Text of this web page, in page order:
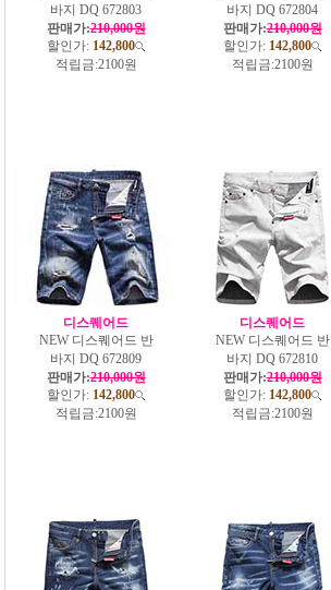
바지 DQ 672803
판매가:210,000원
할인가: 142,800
적립금:2100원
바지 DQ 672804
판매가:210,000원
할인가: 142,800
적립금:2100원
디스퀘어드
NEW 디스퀘어드 반
바지 DQ 672809
판매가:210,000원
할인가: 142,800
적립금:2100원
디스퀘어드
NEW 디스퀘어드 반
바지 DQ 672810
판매가:210,000원
할인가: 142,800
적립금:2100원